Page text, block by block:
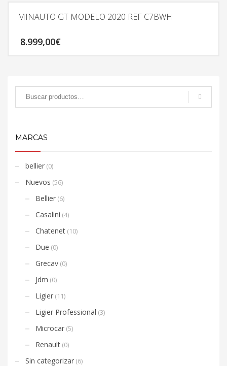
MINAUTO GT MODELO 2020 REF C7BWH
8.999,00€
MARCAS
bellier (0)
Nuevos (56)
Bellier (6)
Casalini (4)
Chatenet (10)
Due (0)
Grecav (0)
Jdm (0)
Ligier (11)
Ligier Professional (3)
Microcar (5)
Renault (0)
Sin categorizar (6)